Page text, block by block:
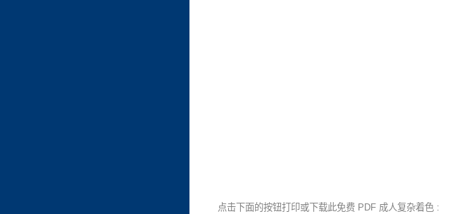
点击下面的按钮打印或下载此免费 PDF 成人复杂着色 :